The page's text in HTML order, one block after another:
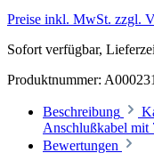
Preise inkl. MwSt. zzgl.
Sofort verfügbar,
Produktnummer: A000231
Beschreibung
Anschlußkabel mit
Bewertungen